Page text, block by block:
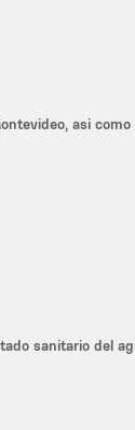
asi
sanitario del